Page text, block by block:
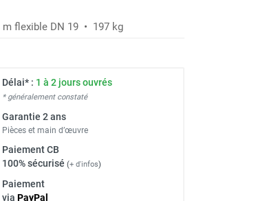
flexible DN 19 • 197 kg
Délai* : 1 à 2 jours ouvrés
* généralement constaté
Garantie 2 ans
Pièces et main d’œuvre
PaiementCB
100% sécurisé (+ d'infos)
Paiement
via PayPal